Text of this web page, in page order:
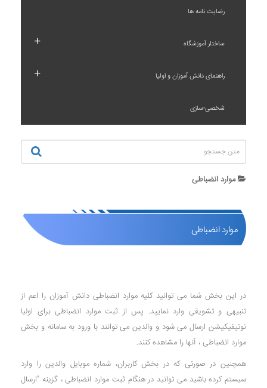
رضایت نامه ها
ساختار آموزشگاه +
راهنمای دانش آموزان و اولیا +
شخصی-سازی
موارد انضباطی
موارد انضباطی
در این بخش شما می توانید کلیه موارد انضباطی دانش آموزان را اعم از
تنبیهی و تشویقی وارد نمایید. پس از ثبت موارد انضباطی برای اولیا
نوتیفیکیشن ارسال می شود و والدین می توانند با ورود به سامانه و بخش
موارد انضباطی ، آنها را مشاهده کنند.
همچنین در صورتی که در بخش کاربران، شماره موبایل والدین را وارد
سیستم کرده باشید می توانید در هنگام ثبت موارد انضباطی ، گزینه "ارسال